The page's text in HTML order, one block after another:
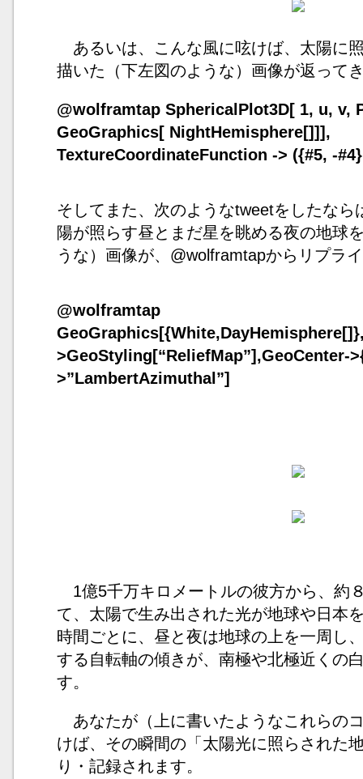
あるいは、こんな風に呟けば、太陽に
描いた（下左図のような）画像が返って
@wolframtap SphericalPlot3D[ 1, u, v,
GeoGraphics[ NightHemisphere[]]],
TextureCoordinateFunction -> ({#5, -
そしてまた、次のようなtweetをしたなら
陽が照らす昼とまだ星を眺める夜の地球
うな）画像が、@wolframtapからリプラ
@wolframtap
>GeoStyling[“ReliefMap”],GeoCenter-
>”LambertAzimuthal”]
1億5千万キロメートルの彼方から、約
て、太陽で生み出された光が地球や日本
時間ごとに、昼と夜は地球の上を一周し
する自転軸の傾きが、南極や北極近くの
す。
あなたが（上に書いたようなこれらの
けば、その瞬間の「太陽光に照らされた
り・記録されます。